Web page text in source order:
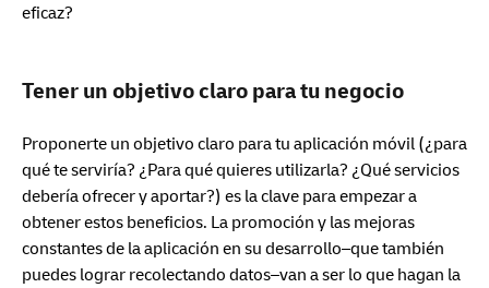
eficaz?
Tener un objetivo claro para tu negocio
Proponerte un objetivo claro para tu aplicación móvil (¿para
qué te serviría? ¿Para qué quieres utilizarla? ¿Qué servicios
debería ofrecer y aportar?) es la clave para empezar a
obtener estos beneficios. La promoción y las mejoras
constantes de la aplicación en su desarrollo–que también
puedes lograr recolectando datos–van a ser lo que hagan la